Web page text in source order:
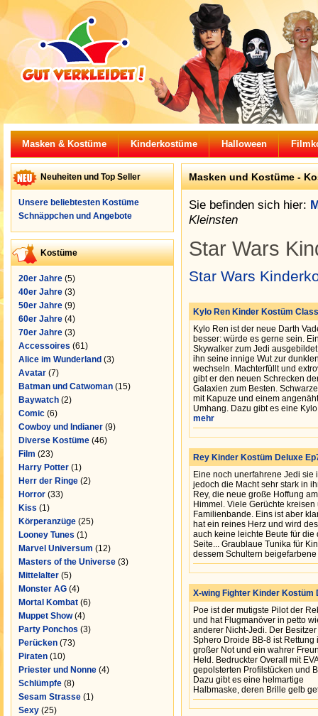
Masken & Kostüme Kinderkostüme Halloween
Neuheiten und Top Seller
Unsere beliebtesten Kostüme
Schnäppchen und Angebote
Kostüme
20er Jahre (5)
40er Jahre (3)
50er Jahre (9)
60er Jahre (4)
70er Jahre (3)
Accessoires (61)
Alice im Wunderland (3)
Avatar (7)
Batman und Catwoman (15)
Baywatch (2)
Comic (6)
Cowboy und Indianer (9)
Diverse Kostüme (46)
Film (23)
Harry Potter (1)
Herr der Ringe (2)
Horror (33)
Kiss (1)
Körperanzüge (25)
Looney Tunes (1)
Marvel Universum (12)
Masters of the Universe (3)
Mittelalter (5)
Monster AG (4)
Mortal Kombat (6)
Muppet Show(4)
Party Ponchos (3)
Perücken (73)
Piraten (10)
Priester und Nonne (4)
Schlümpfe (8)
Sesam Strasse (1)
Sexy (25)
Masken und Kostüme -
Sie befinden sich hier:
Kleinsten
Star Wars
Star Wars
Kylo Ren Kinder Kostüm
Kylo Ren ist der neue Darth
besser: würde es gerne sein.
Skywalker zum Jedi
ihn seine innige Wut zur
wechseln. Machterfüllt und
gibt er den neuen Schrecken
Galaxien zum Besten.
mit Kapuze und einem
Umhang. Dazu gibt es eine
mehr
Rey Kinder Kostüm Deluxe
Eine noch unerfahrene Jedi sie
jedoch die Macht sehr stark in
Rey, die neue große Hoffung
Himmel. Viele Gerüchte kreisen
Familienbande. Eins ist aber
hat ein reines Herz und wird
auch keine leichte Beute für die
Seite... Graublaue Tunika für
dessem Schultern
X-wing Fighter Kinder Kostüm
Poe ist der mutigste Pilot der
und hat Flugmanöver in petto
anderer Nicht-Jedi. Der
Sphero Droide BB-8 ist Rettung
großer Not und ein wahrer
Held. Bedruckter Overall mit EVA
gepolsterten Profilstücken und
Dazu gibt es eine helmartige
Halbmaske, deren Brille gelb